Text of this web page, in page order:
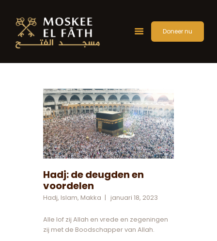
Doneer nu
Over Ons
Activiteiten
Gebedstijden
Artikelen
Contact
Hadj: de deugden en
voordelen
Hadj, Islam, Makka januari 18, 2023
Alle lof zij Allah en vrede en zegeningen
zij met de Boodschapper van Allah.